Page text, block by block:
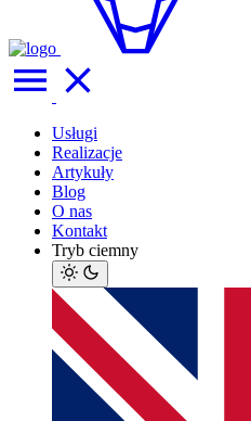
Usługi
Realizacje
Artykuły
Blog
O nas
Kontakt
Tryb ciemny